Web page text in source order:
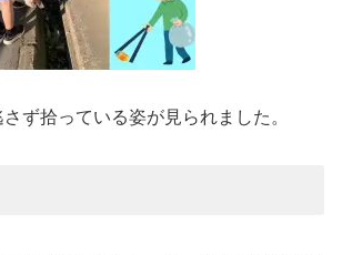
ず拾っている姿が見られました。